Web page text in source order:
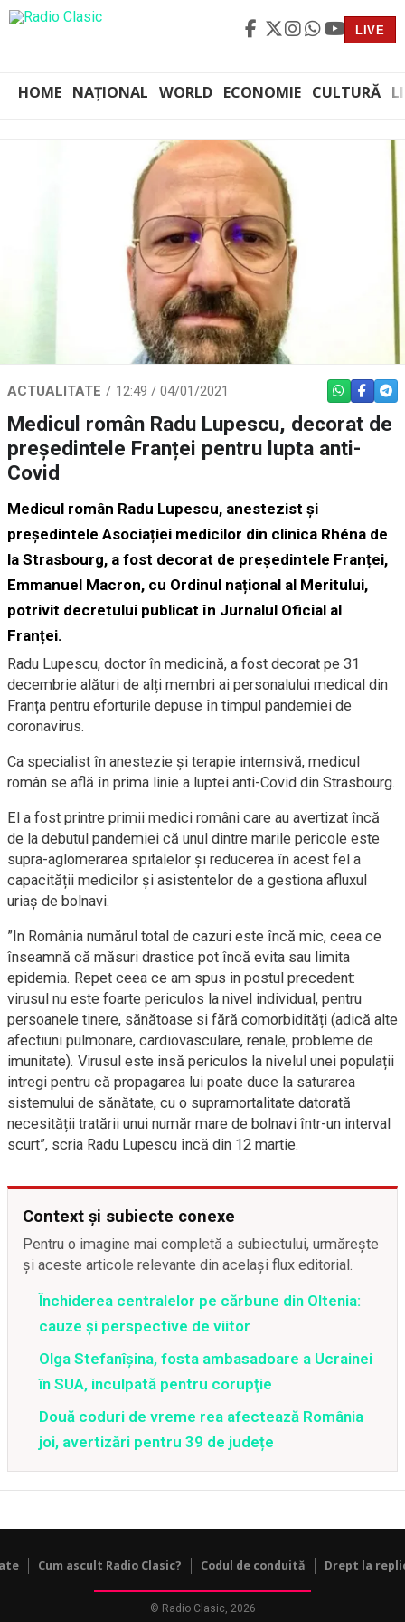
LIVE
HOME NAȚIONAL WORLD ECONOMIE CULTURĂ
ACTUALITATE 12:49 / 04/01/2021 WHATSAPP
Medicul român Radu Lupescu, decorat de
președintele Franței pentru lupta anti-
Covid
Medicul român Radu Lupescu, anestezist și
președintele Asociației medicilor din clinica Rhéna de
la Strasbourg, a fost decorat de președintele Franței,
Emmanuel Macron, cu Ordinul național al Meritului,
potrivit decretului publicat în Jurnalul Oficial al
Franței.
Radu Lupescu, doctor în medicină, a fost decorat pe 31
decembrie alături de alți membri ai personalului medical din
Franța pentru eforturile depuse în timpul pandemiei de
coronavirus.
Ca specialist în anestezie și terapie internsivă, medicul
român se află în prima linie a luptei anti-Covid din Strasbourg.
El a fost printre primii medici români care au avertizat încă
de la debutul pandemiei că unul dintre marile pericole este
supra-aglomerarea spitalelor și reducerea în acest fel a
capacității medicilor și asistentelor de a gestiona afluxul
uriaș de bolnavi.
”In România numărul total de cazuri este încă mic, ceea ce
înseamnă că măsuri drastice pot încă evita sau limita
epidemia. Repet ceea ce am spus in postul precedent:
virusul nu este foarte periculos la nivel individual, pentru
persoanele tinere, sănătoase si fără comorbidități (adică alte
afectiuni pulmonare, cardiovasculare, renale, probleme de
imunitate). Virusul este insă periculos la nivelul unei populații
intregi pentru că propagarea lui poate duce la saturarea
sistemului de sănătate, cu o supramortalitate datorată
necesității tratării unui număr mare de bolnavi într-un interval
scurt”, scria Radu Lupescu încă din 12 martie.
Context și subiecte conexe
Pentru o imagine mai completă a subiectului, urmărește
și aceste articole relevante din același flux editorial.
Închiderea centralelor pe cărbune din Oltenia:
cauze și perspective de viitor
Olga Stefanîşina, fosta ambasadoare a Ucrainei
în SUA, inculpată pentru corupţie
Două coduri de vreme rea afectează România
joi, avertizări pentru 39 de județe
Cum ascult Radio Clasic? Codul de conduită Drept la
© Radio Clasic, 2026